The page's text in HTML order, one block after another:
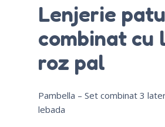
Lenjerie
combinat cu
roz pal
Pambella – Set combinat 3
lebada